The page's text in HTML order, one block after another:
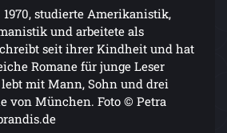
1970, studierte Amerikanistik,
und arbeitete als
seit ihrer Kindheit und hat
Romane für junge Leser
mit Mann, Sohn und drei
von München. Foto © Petra